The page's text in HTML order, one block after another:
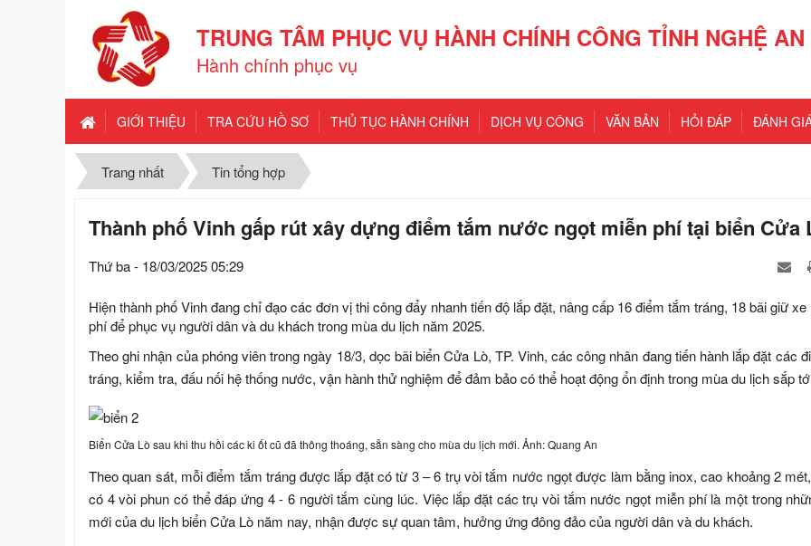
TRUNG TÂM PHỤC VỤ HÀNH CHÍNH CÔNG TỈNH NGHỆ AN
Hành chính phục vụ
GIỚI THIỆU TRA CỨU HỒ SƠ THỦ TỤC HÀNH CHÍNH DỊCH VỤ CÔNG VĂN BẢN HỎI ĐÁP ĐÁNH
Trang nhất Tin tổng hợp
Thành phố Vinh gấp rút xây dựng điểm tắm nước ngọt miễn phí tại biển Cửa
Thứ ba - 18/03/2025 05:29
Hiện thành phố Vinh đang chỉ đạo các đơn vị thi công đẩy nhanh tiến độ lắp đặt, nâng cấp 16 điểm tắm tráng, 18 bãi giữ xe
phí để phục vụ người dân và du khách trong mùa du lịch năm 2025.
Theo ghi nhận của phóng viên trong ngày 18/3, dọc bãi biển Cửa Lò, TP. Vinh, các công nhân đang tiến hành lắp đặt các
tráng, kiểm tra, đấu nối hệ thống nước, vận hành thử nghiệm để đảm bảo có thể hoạt động ổn định trong mùa du lịch sắp
Biển Cửa Lò sau khi thu hồi các ki ốt cũ đã thông thoáng, sẵn sàng cho mùa du lịch mới. Ảnh: Quang An
Theo quan sát, mỗi điểm tắm tráng được lắp đặt có từ 3 – 6 trụ vòi tắm nước ngọt được làm bằng inox, cao khoảng 2
có 4 vòi phun có thể đáp ứng 4 - 6 người tắm cùng lúc. Việc lắp đặt các trụ vòi tắm nước ngọt miễn phí là một trong
mới của du lịch biển Cửa Lò năm nay, nhận được sự quan tâm, hưởng ứng đông đảo của người dân và du khách.